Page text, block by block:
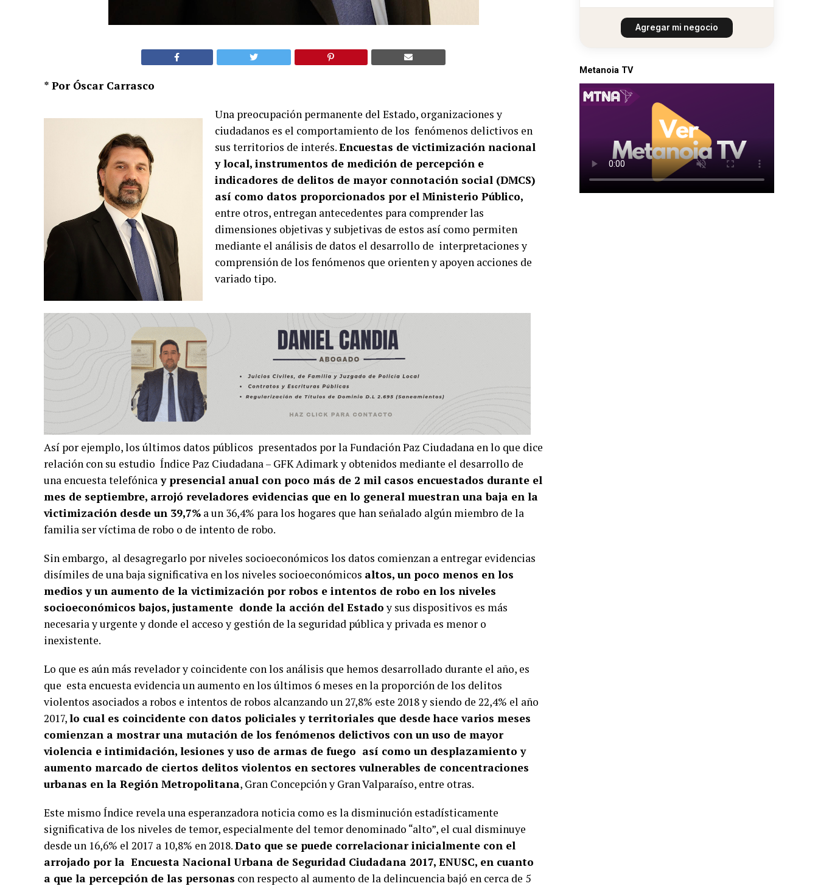
* Por Óscar Carrasco
Una preocupación permanente del Estado, organizaciones y
ciudadanos es el comportamiento de los fenómenos delictivos en
sus territorios de interés.Encuestas de victimización nacional
y local, instrumentos de medición de percepción e
indicadores de delitos de mayor connotación social (DMCS)
así como datos proporcionados por el Ministerio Público,
entre otros, entregan antecedentes para comprender las
dimensiones objetivas y subjetivas de estos así como permiten
mediante el análisis de datos el desarrollo de interpretaciones y
comprensión de los fenómenos que orienten y apoyen acciones de
variado tipo.
Así por ejemplo, los últimos datos públicos presentados por la Fundación Paz Ciudadana en lo que dice
relación con su estudio Índice Paz Ciudadana – GFK Adimark y obtenidos mediante el desarrollo de
una encuesta telefónicay presencial anual con poco más de 2 mil casos encuestados durante el
mes de septiembre, arrojó reveladores evidencias que en lo general muestran una baja en la
victimización desde un 39,7% a un 36,4% para los hogares que han señalado algún miembro de la
familia ser víctima de robo o de intento de robo.
Sin embargo, al desagregarlo por niveles socioeconómicos los datos comienzan a entregar evidencias
disímiles de una baja significativa en los niveles socioeconómicos altos, un poco menos en los
medios y un aumento de la victimización por robos e intentos de robo en los niveles
socioeconómicos bajos, justamente donde la acción del Estadoy sus dispositivos es más
necesaria y urgente y donde el acceso y gestión de la seguridad pública y privada es menor o
inexistente.
Lo que es aún más revelador y coincidente con los análisis que hemos desarrollado durante el año, es
que esta encuesta evidencia un aumento en los últimos 6 meses en la proporción de los delitos
violentos asociados a robos e intentos de robos alcanzando un 27,8% este 2018 y siendo de 22,4% el año
2017,lo cual es coincidente con datos policiales y territoriales que desde hace varios meses
comienzan a mostrar una mutación de los fenómenos delictivos con un uso de mayor
violencia e intimidación, lesiones y uso de armas de fuego así como un desplazamiento y
aumento marcado de ciertos delitos violentos en sectores vulnerables de concentraciones
urbanas en la Región Metropolitana, Gran Concepción y Gran Valparaíso, entre otras.
Este mismo Índice revela una esperanzadora noticia como es la disminución estadísticamente
significativa de los niveles de temor, especialmente del temor denominado “alto”, el cual disminuye
desde un 16,6% el 2017 a 10,8% en 2018.Dato que se puede correlacionar inicialmente con el
arrojado por la Encuesta Nacional Urbana de Seguridad Ciudadana 2017, ENUSC, en cuanto
a que la percepción de las personas con respecto al aumento de la delincuencia bajó en cerca de 5
5,5 hectáreas, en el corazón del Valle de
Huife y a orillas del río Liucura, con acces...
Agregar mi negocio
Metanoia TV